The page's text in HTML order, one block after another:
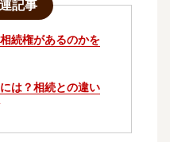
記事
続権があるのかを
は？相続との違い